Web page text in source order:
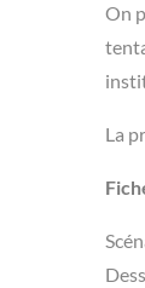
On
La